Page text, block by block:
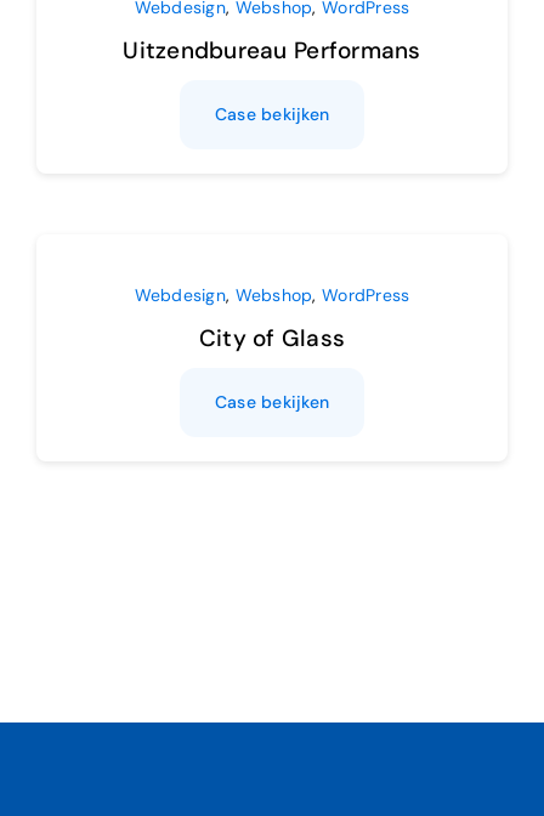
Webdesign, Webshop, WordPress
Uitzendbureau Performans
Case bekijken
Webdesign, Webshop, WordPress
City of Glass
Case bekijken